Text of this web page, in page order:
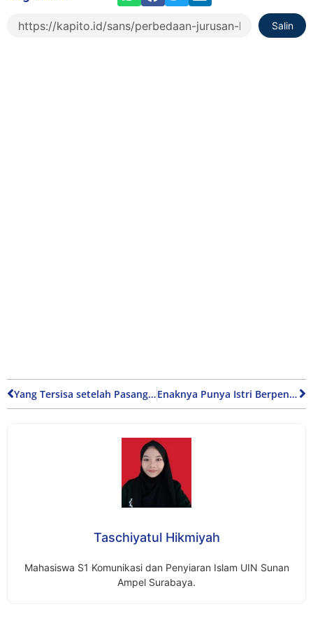
Salin
Yang Tersisa setelah Pasangan Satu Ormawa Putus Enaknya Punya Istri Berpendidikan Lebih Tinggi
Taschiyatul Hikmiyah
Mahasiswa S1 Komunikasi dan Penyiaran Islam UIN Sunan
Ampel Surabaya.